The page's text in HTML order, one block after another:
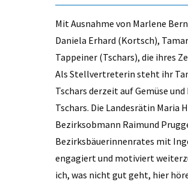
Mit Ausnahme von Marlene
Daniela Erhard (Kortsch),
Tappeiner (Tschars), die ihres
Als Stellvertreterin steht ihr
Tschars derzeit auf Gemüse
Tschars. Die Landesrätin Maria
Bezirksobmann Raimund
Bezirksbäuerinnenrates mit
engagiert und motiviert
ich, was nicht gut geht, hier